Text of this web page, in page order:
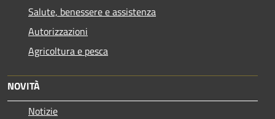
Salute, benessere e assistenza
Autorizzazioni
Agricoltura e pesca
NOVITÀ
Notizie